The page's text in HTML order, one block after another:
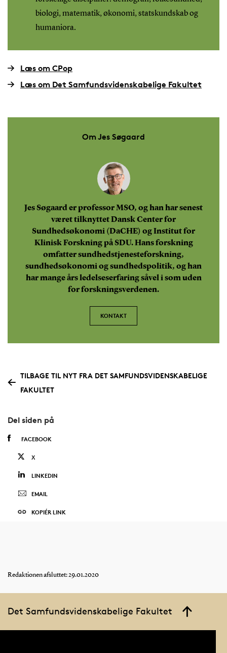
biologi, matematik, økonomi, statskundskab og
humaniora.
Læs om CPop
Læs om Det Samfundsvidenskabelige Fakultet
Om Jes Søgaard
Jes Søgaard er professor MSO, og han har senest
været tilknyttet Dansk Center for
Sundhedsøkonomi (DaCHE) og Institut for
Klinisk Forskning på SDU. Hans forskning
omfatter sundhedstjenesteforskning,
sundhedsøkonomi og sundhedspolitik, og han
har mange års ledelseserfaring såvel i som uden
for forskningsverdenen.
KONTAKT
TILBAGE TIL NYT FRA DET SAMFUNDSVIDENSKABELIGE
FAKULTET
Del siden på
FACEBOOK
X
LINKEDIN
EMAIL
KOPIÉR LINK
Redaktionen afsluttet: 29.01.2020
Det Samfundsvidenskabelige Fakultet